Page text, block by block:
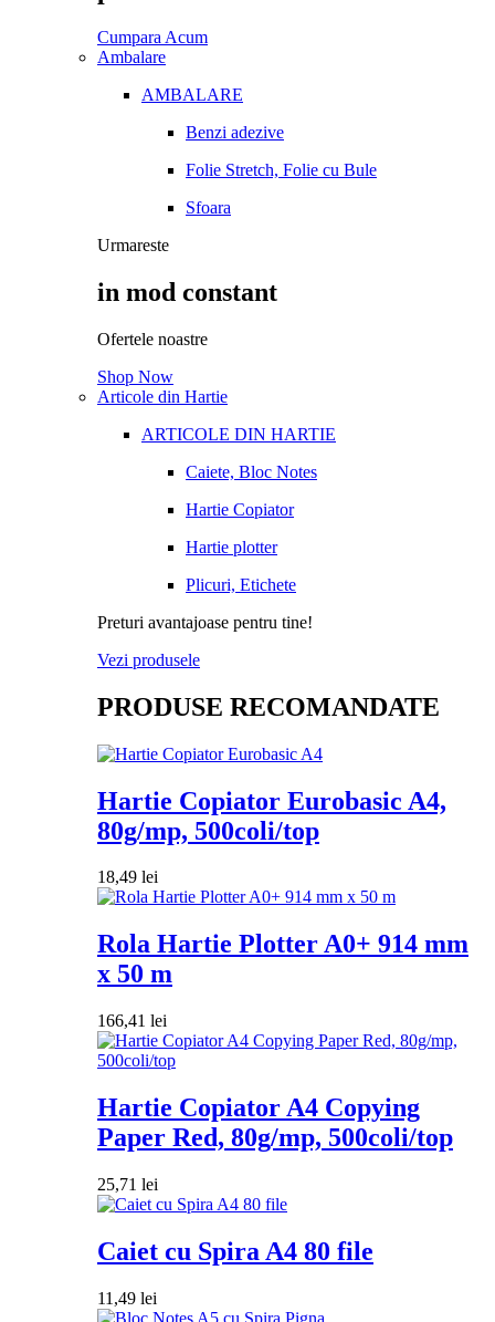
Cumpara Acum
Ambalare
AMBALARE
Benzi adezive
Folie Stretch, Folie cu Bule
Sfoara
Urmareste
in mod constant
Ofertele noastre
Shop Now
Articole din Hartie
ARTICOLE DIN HARTIE
Caiete, Bloc Notes
Hartie Copiator
Hartie plotter
Plicuri, Etichete
Preturi avantajoase pentru tine!
Vezi produsele
PRODUSE RECOMANDATE
Hartie Copiator Eurobasic A4,
80g/mp, 500coli/top
18,49 lei
Rola Hartie Plotter A0+ 914 mm
x 50 m
166,41 lei
Hartie Copiator A4 Copying
Paper Red, 80g/mp, 500coli/top
25,71 lei
Caiet cu Spira A4 80 file
11,49 lei